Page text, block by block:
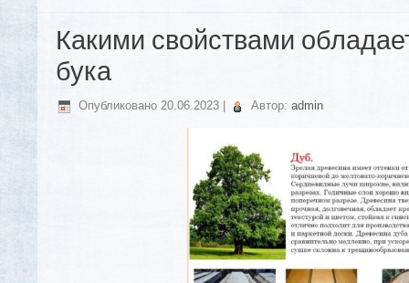
Какими свойствами
бука
Опубликовано 20.06.2023 Автор: admin